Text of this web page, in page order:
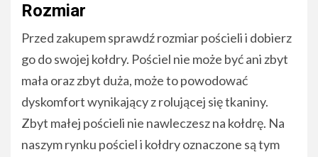
Rozmiar
Przed zakupem sprawdź rozmiar pościeli i dobierz
go do swojej kołdry. Pościel nie może być ani zbyt
mała oraz zbyt duża, może to powodować
dyskomfort wynikający z rolującej się tkaniny.
Zbyt małej pościeli nie nawleczesz na kołdrę. Na
naszym rynku pościel i kołdry oznaczone są tym